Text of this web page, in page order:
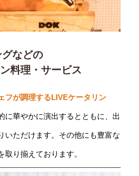
などの
料理・サービス
フが調理するLIVEケータリン
に華やかに演出するとともに、出
いただけます。その他にも豊富な
取り揃えております。